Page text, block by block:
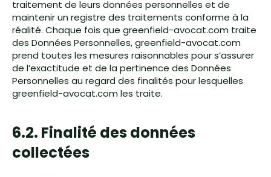
traitement de leurs données personnelles et de
maintenir un registre des traitements conforme à la
réalité. Chaque fois que greenfield-avocat.com traite
des Données Personnelles, greenfield-avocat.com
prend toutes les mesures raisonnables pour s’assurer
de l’exactitude et de la pertinence des Données
Personnelles au regard des finalités pour lesquelles
greenfield-avocat.com les traite.
6.2. Finalité des données
collectées